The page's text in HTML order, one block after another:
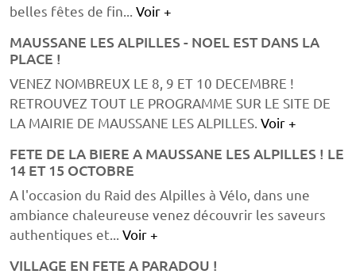
belles fêtes de fin... Voir +
MAUSSANE LES ALPILLES - NOEL EST DANS LA
PLACE !
VENEZ NOMBREUX LE 8, 9 ET 10 DECEMBRE !
RETROUVEZ TOUT LE PROGRAMME SUR LE SITE DE
LA MAIRIE DE MAUSSANE LES ALPILLES. Voir +
FETE DE LA BIERE A MAUSSANE LES ALPILLES ! LE
14 ET 15 OCTOBRE
A l'occasion du Raid des Alpilles à Vélo, dans une
ambiance chaleureuse venez découvrir les saveurs
authentiques et... Voir +
VILLAGE EN FETE A PARADOU !